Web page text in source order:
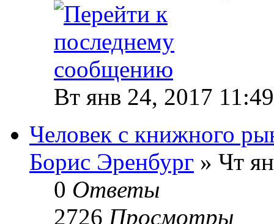
Вт янв 24, 2017
Человек с книжного
Борис Эренбург » Чт
0 Ответы
2726 Просмотры